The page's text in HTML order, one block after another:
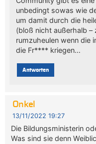
unbedingt sowas wie
um damit durch die
(bloß nicht außerhalb
rumzuheulen wenn die
die Fr**** kriegen…
Antworten
Onkel
13/11/2022 19:27
Die Bildungsministerin
Was sind sie denn